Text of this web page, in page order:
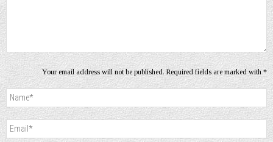
Your email address will not be published. Required fields are marked with *